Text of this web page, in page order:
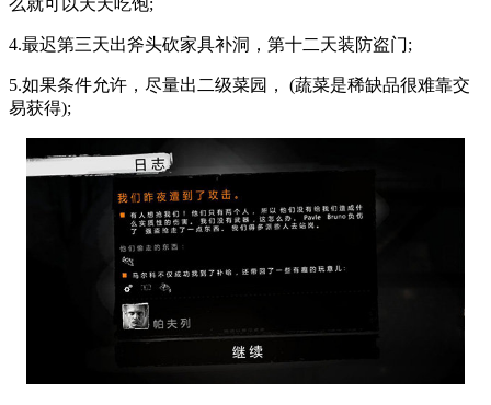
么就可以天天吃饱;
4.最迟第三天出斧头砍家具补洞，第十二天装防盗门;
5.如果条件允许，尽量出二级菜园， (蔬菜是稀缺品很难靠交
易获得);